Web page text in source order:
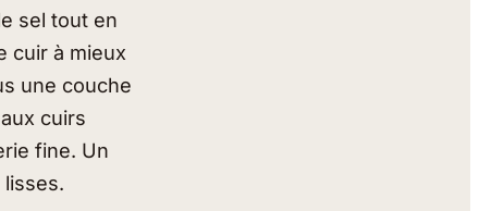
sel tout en
cuir à mieux
une couche
cuirs
fine. Un